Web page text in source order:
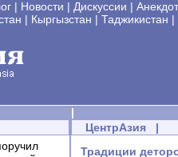
| Новости | Дискуссии |
| Кыргызстан | Таджикистан |
|
ЦентрАзия |
Традиции